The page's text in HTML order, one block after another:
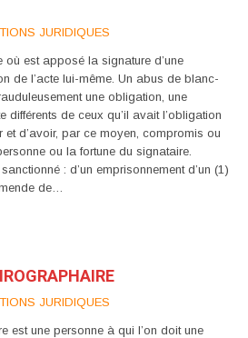
JURIDIQUES
est apposé la signature d’une
de l’acte lui-même. Un abus de blanc-
une obligation, une
différents de ceux qu’il avait l’obligation
et d’avoir, par ce moyen, compromis ou
ou la fortune du signataire.
: d’un emprisonnement d’un (1)
de…
JURIDIQUES
est une personne à qui l’on doit une